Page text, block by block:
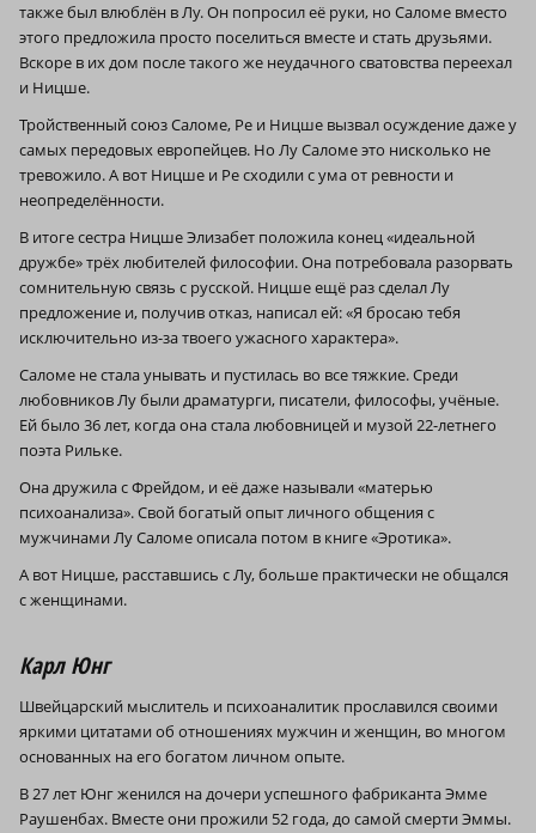
также был влюблён в Лу. Он попросил её руки, но Саломе вместо
этого предложила просто поселиться вместе и стать друзьями.
Вскоре в их дом после такого же неудачного сватовства переехал
и Ницше.
Тройственный союз Саломе, Ре и Ницше вызвал осуждение даже у
самых передовых европейцев. Но Лу Саломе это нисколько не
тревожило. А вот Ницше и Ре сходили с ума от ревности и
неопределённости.
В итоге сестра Ницше Элизабет положила конец «идеальной
дружбе» трёх любителей философии. Она потребовала разорвать
сомнительную связь с русской. Ницше ещё раз сделал Лу
предложение и, получив отказ, написал ей: «Я бросаю тебя
исключительно из-за твоего ужасного характера».
Саломе не стала унывать и пустилась во все тяжкие. Среди
любовников Лу были драматурги, писатели, философы, учёные.
Ей было 36 лет, когда она стала любовницей и музой 22-летнего
поэта Рильке.
Она дружила с Фрейдом, и её даже называли «матерью
психоанализа». Свой богатый опыт личного общения с
мужчинами Лу Саломе описала потом в книге «Эротика».
А вот Ницше, расставшись с Лу, больше практически не общался
с женщинами.
Карл Юнг
Швейцарский мыслитель и психоаналитик прославился своими
яркими цитатами об отношениях мужчин и женщин, во многом
основанных на его богатом личном опыте.
В 27 лет Юнг женился на дочери успешного фабриканта Эмме
Раушенбах. Вместе они прожили 52 года, до самой смерти Эммы.